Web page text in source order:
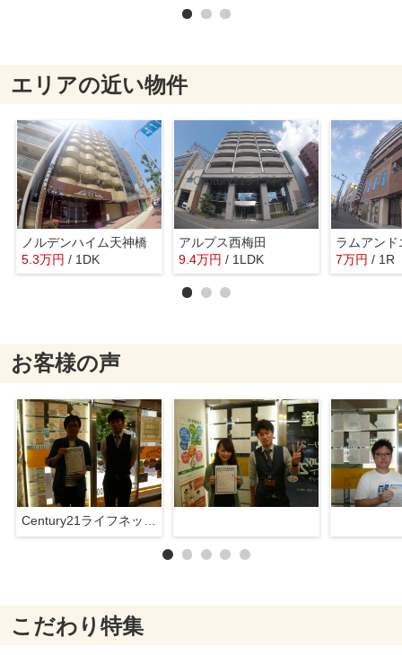
エリアの近い物件
ノルデンハイム天神橋
5.3万円 / 1DK
アルプス西梅田
9.4万円 / 1LDK 7万円 / 1R
お客様の声
Century21ライフネット新大阪店
こだわり特集